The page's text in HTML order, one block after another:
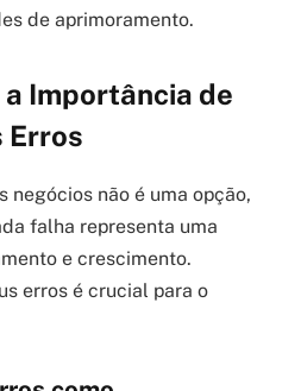
de aprimoramento.
Importância de
Erros
negócios não é uma opção,
falha representa uma
e crescimento.
erros é crucial para o